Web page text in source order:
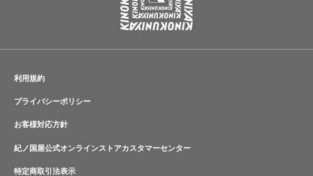
利用規約
プライバシーポリシー
お客様対応方針
紀ノ国屋公式オンラインストアカスタマーセンター
特定商取引法表示